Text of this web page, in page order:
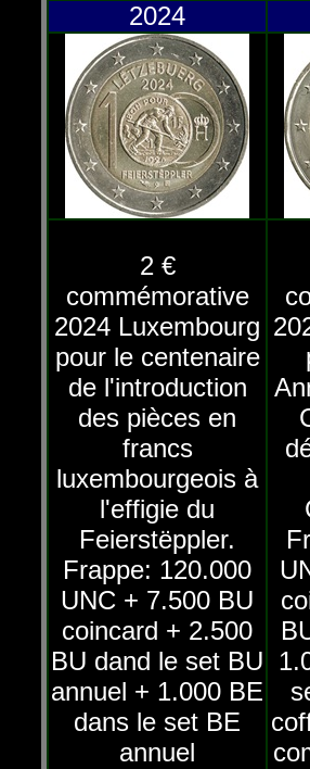
2024
2 €
commémorative
2024 Luxembourg
pour le centenaire
de l'introduction
des pièces en
francs
luxembourgeois à
l'effigie du
Feierstëppler.
Frappe: 120.000
UNC + 7.500 BU
coincard + 2.500
BU dand le set BU
annuel + 1.000 BE
dans le set BE
annuel